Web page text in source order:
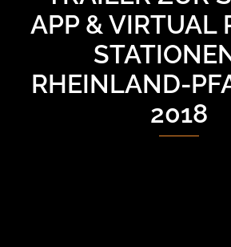
APP & VIRTUAL
RHEINLAND-
2018